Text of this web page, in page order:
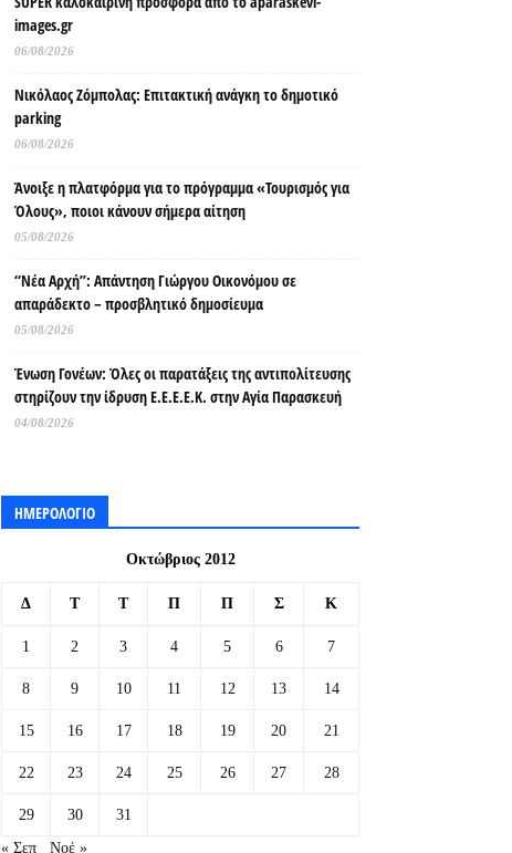
images.gr
06/08/2026
Νικόλαος Ζόμπολας: Επιτακτική ανάγκη το δημοτικό
parking
06/08/2026
Άνοιξε η πλατφόρμα για το πρόγραμμα «Τουρισμός για
Όλους», ποιοι κάνουν σήμερα αίτηση
05/08/2026
“Νέα Αρχή”: Απάντηση Γιώργου Οικονόμου σε
απαράδεκτο – προσβλητικό δημοσίευμα
05/08/2026
Ένωση Γονέων: Όλες οι παρατάξεις της αντιπολίτευσης
στηρίζουν την ίδρυση Ε.Ε.Ε.Ε.Κ. στην Αγία Παρασκευή
04/08/2026
ΗΜΕΡΟΛΟΓΙΟ
Οκτώβριος 2012
Δ Τ Τ Π Π Σ Κ
1 2 3 4 5 6 7
8 9 10 11 12 13 14
15 16 17 18 19 20 21
22 23 24 25 26 27 28
29 30
31
« Σεπ
Νοέ »